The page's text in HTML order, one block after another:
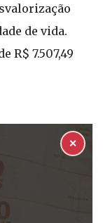
de vida.
R$ 7.507,49
✕